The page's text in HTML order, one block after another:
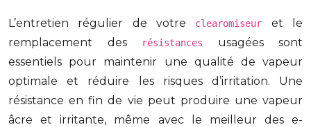
L’entretien régulier de votre clearomiseur
et le
remplacement des
résistances
usagées sont
essentiels pour maintenir une qualité de vapeur
optimale et réduire les risques d’irritation. Une
résistance en fin de vie peut produire une vapeur
âcre et irritante, même avec le meilleur des e-